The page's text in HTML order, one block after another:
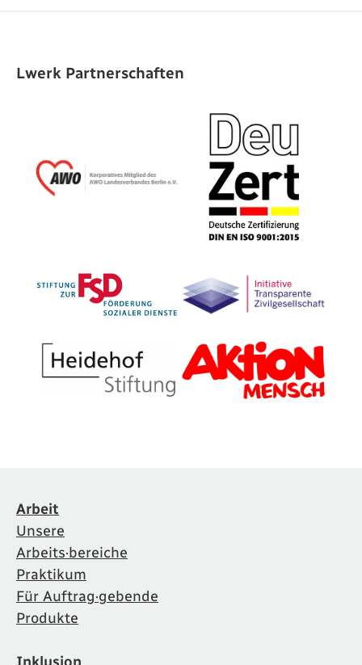
Lwerk Partnerschaften
Arbeit
Unsere
Arbeits·bereiche
Praktikum
Für Auftrag·gebende
Produkte